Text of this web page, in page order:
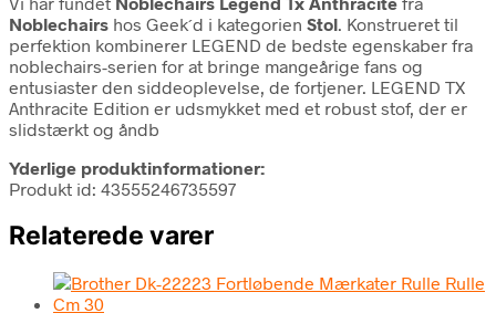
Noblechairs hos Geek´d i kategorien Stol. Konstrueret til
perfektion kombinerer LEGEND de bedste egenskaber fra
noblechairs-serien for at bringe mangeårige fans og
entusiaster den siddeoplevelse, de fortjener. LEGEND TX
Anthracite Edition er udsmykket med et robust stof, der er
slidstærkt og åndb
Yderlige produktinformationer:
Produkt id: 43555246735597
Relaterede varer